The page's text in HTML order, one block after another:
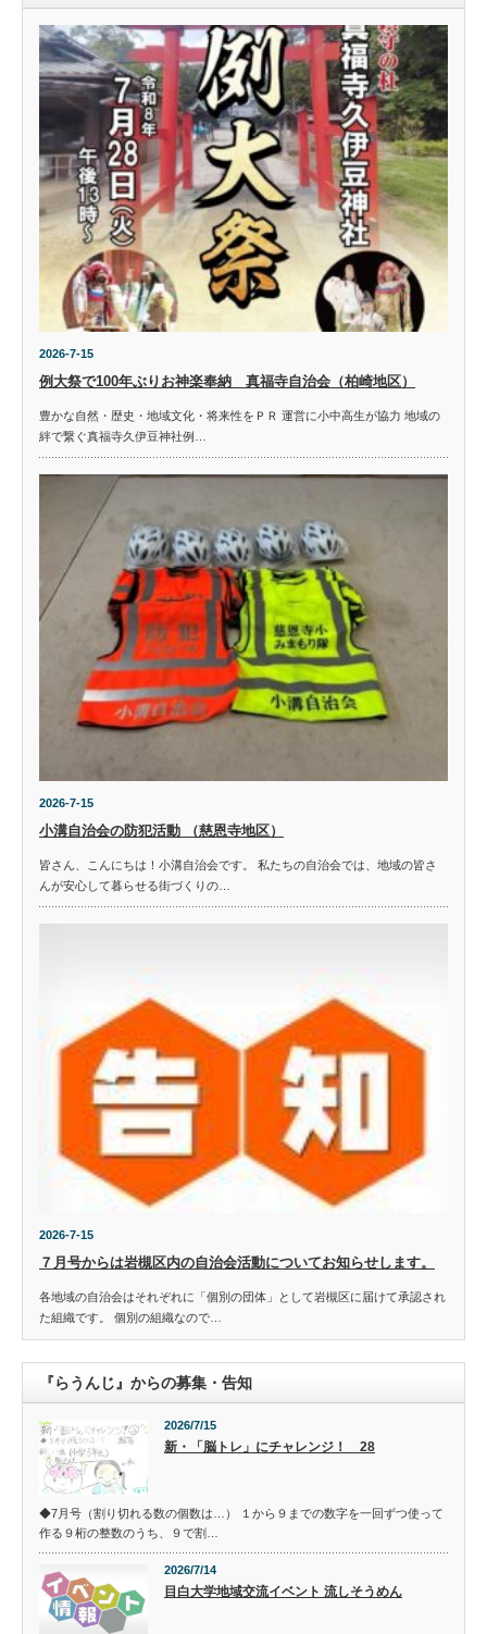
2026-7-15
例大祭で100年ぶりお神楽奉納 真福寺自治会（柏崎地区）
豊かな自然・歴史・地域文化・将来性をＰＲ 運営に小中高生が協力 地域の
絆で繋ぐ真福寺久伊豆神社例…
2026-7-15
小溝自治会の防犯活動 （慈恩寺地区）
皆さん、こんにちは！小溝自治会です。 私たちの自治会では、地域の皆さ
んが安心して暮らせる街づくりの…
2026-7-15
７月号からは岩槻区内の自治会活動についてお知らせします。
各地域の自治会はそれぞれに「個別の団体」として岩槻区に届けて承認され
た組織です。 個別の組織なので…
『らうんじ』からの募集・告知
2026/7/15
新・「脳トレ」にチャレンジ！ 28
◆7月号（割り切れる数の個数は…） １から９までの数字を一回ずつ使って
作る９桁の整数のうち、９で割…
2026/7/14
目白大学地域交流イベント 流しそうめん